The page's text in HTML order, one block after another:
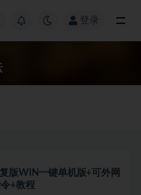
登录
版WIN一键单机版+可外网
+教程